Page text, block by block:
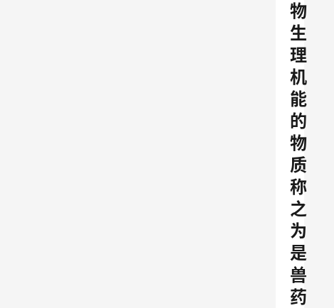
物
生
理
机
能
的
物
质
称
之
为
是
兽
药